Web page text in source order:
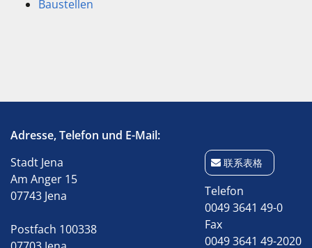
Baustellen
Adresse, Telefon und E-Mail:
Stadt Jena
Am Anger 15
07743 Jena
Postfach 100338
联系表格
Telefon
0049 3641 49-0
Fax
0049 3641 49-2020